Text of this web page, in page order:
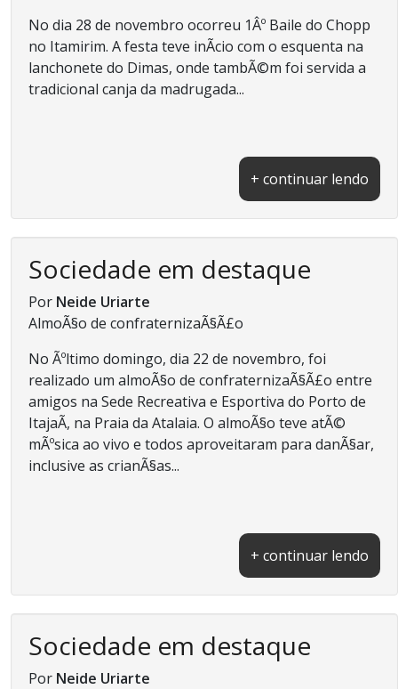
No dia 28 de novembro ocorreu 1Âº Baile do Chopp
no Itamirim. A festa teve inÃ­cio com o esquenta na
lanchonete do Dimas, onde tambÃ©m foi servida a
tradicional canja da madrugada...
+ continuar lendo
Sociedade em destaque
Por Neide Uriarte
AlmoÃ§o de confraternizaÃ§Ã£o
No Ãºltimo domingo, dia 22 de novembro, foi
realizado um almoÃ§o de confraternizaÃ§Ã£o entre
amigos na Sede Recreativa e Esportiva do Porto de
ItajaÃ­, na Praia da Atalaia. O almoÃ§o teve atÃ©
mÃºsica ao vivo e todos aproveitaram para danÃ§ar,
inclusive as crianÃ§as...
+ continuar lendo
Sociedade em destaque
Por Neide Uriarte